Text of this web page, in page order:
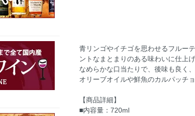
青リンゴやイチゴを思わせるフルー
ントなまとまりのある味わいに仕上
なめらかな口当たりで、後味も良く
オリーブオイルや鮮魚のカルパッチ
【商品詳細】
■内容量：720ml